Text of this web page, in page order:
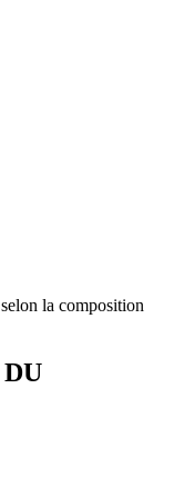
la composition